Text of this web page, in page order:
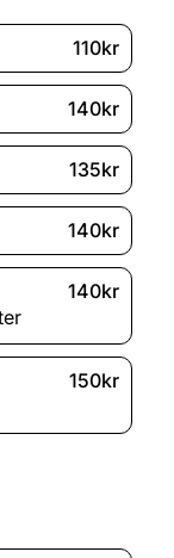
110kr
140kr
135kr
140kr
140kr
150kr